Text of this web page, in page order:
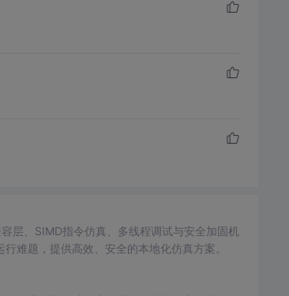
层、SIMD指令仿真、多线程调试与安全加固机
难题，提供高效、安全的本地化仿真方案。